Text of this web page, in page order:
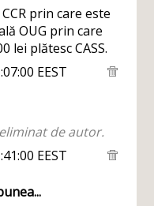
prin care este
OUG prin care
lei plătesc CASS.
EEST
de autor.
EEST